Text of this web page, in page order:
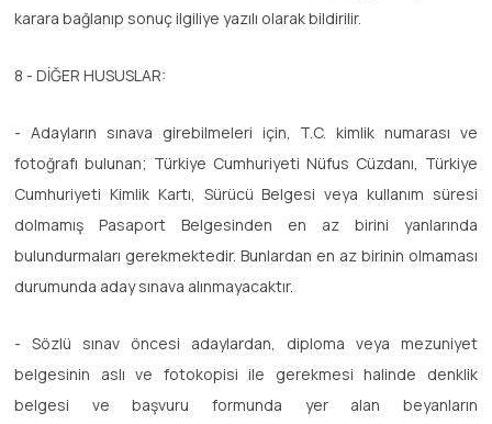
karara bağlanıp sonuç ilgiliye yazılı olarak bildirilir.
8 - DİĞER HUSUSLAR:
- Adayların sınava girebilmeleri için, T.C. kimlik numarası ve
fotoğrafı bulunan; Türkiye Cumhuriyeti Nüfus Cüzdanı, Türkiye
Cumhuriyeti Kimlik Kartı, Sürücü Belgesi veya kullanım süresi
dolmamış Pasaport Belgesinden en az birini yanlarında
bulundurmaları gerekmektedir. Bunlardan en az birinin olmaması
durumunda aday sınava alınmayacaktır.
- Sözlü sınav öncesi adaylardan, diploma veya mezuniyet
belgesinin aslı ve fotokopisi ile gerekmesi halinde denklik
belgesi ve başvuru formunda yer alan beyanların